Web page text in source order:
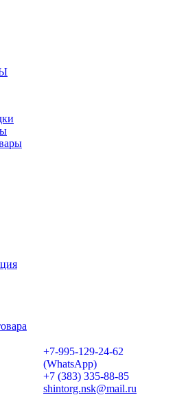
+7-995-129-24-62
(WhatsApp)
+7 (383) 335-88-85
shintorg.nsk@mail.ru